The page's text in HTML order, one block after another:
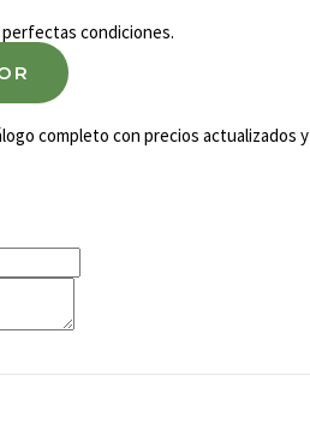
condiciones.
completo con precios actualizados